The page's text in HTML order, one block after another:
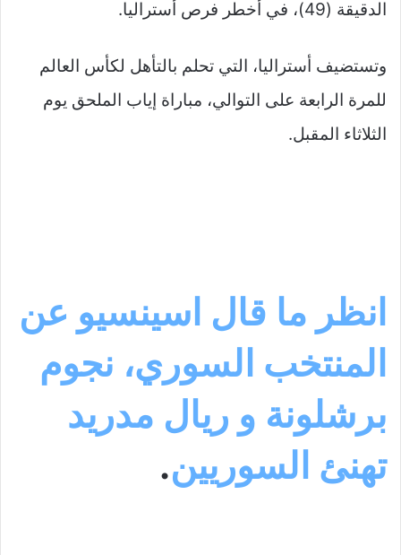
الدقيقة (49)، في أخطر فرص أستراليا.
وتستضيف أستراليا، التي تحلم بالتأهل لكأس العالم
للمرة الرابعة على التوالي، مباراة إياب الملحق يوم
الثلاثاء المقبل.
انظر ما قال اسينسيو عن
المنتخب السوري، نجوم
برشلونة و ريال مدريد
تهنئ السوريين.